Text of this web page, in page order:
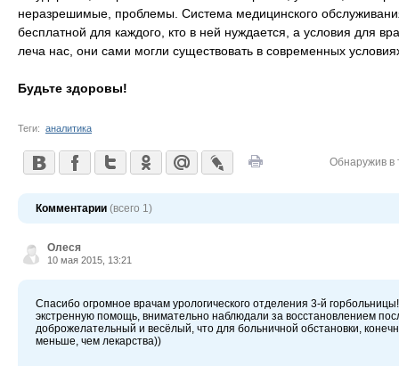
неразрешимые, проблемы. Система медицинского
бесплатной для каждого, кто в ней нуждается, а условия для
леча нас, они сами могли существовать в современных
Будьте здоровы!
Теги: аналитика
Обнаружив в
Комментарии (всего 1)
Олеся
10 мая 2015, 13:21
Спасибо огромное врачам урологического отделения 3-й
экстренную помощь, внимательно наблюдали за восстановлением
доброжелательный и весёлый, что для больничной обстановки,
меньше, чем лекарства))